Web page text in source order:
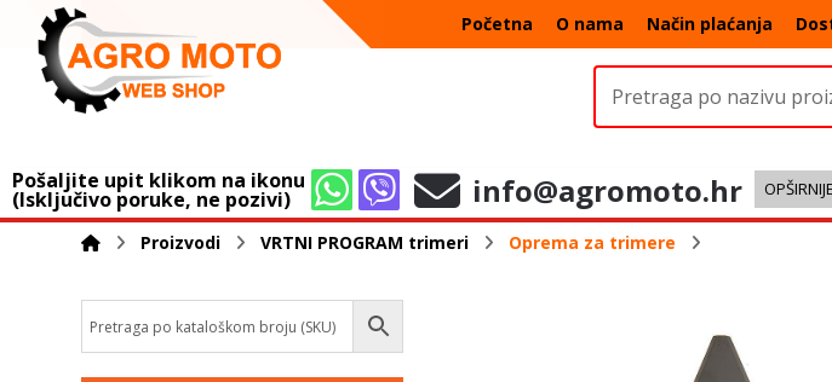
Početna O nama Način plaćanja
Pošaljite upit klikom na ikonu
(Isključivo poruke, ne pozivi) info@agromoto.hr OPŠIRNIJE
Proizvodi VRTNI PROGRAM trimeri Oprema za trimere